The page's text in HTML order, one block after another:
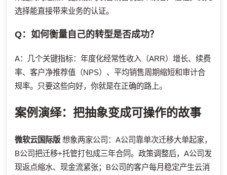
选择能直接带来业务的认证。
Q：如何衡量自己的转型是否成功？
A：几个关键指标：年度化经常性收入（ARR）增长、续费
率、客户净推荐值（NPS）、平均销售周期缩短和审计合
规率。只要这些向好，你就是在正确的路上。
案例演绎：把抽象变成可操作的故事
微软云国际版 想象两家公司：A公司靠单次迁移大单起家，
B公司把迁移+托管打包成三年合同。政策调整后，A公司发
现返点缩水、现金流紧张；B公司的客户每月稳定产生云消